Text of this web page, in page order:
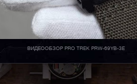
ВИДЕООБЗОР PRO TREK PRW-69YB-3E